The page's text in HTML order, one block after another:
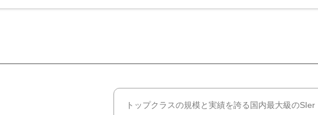
トップクラスの規模と実績を誇る国内最大級のSIer